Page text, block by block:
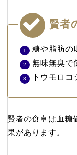
賢者
糖や脂肪の
無味無臭で
トウモロ
賢者の食卓は血糖
果があります。